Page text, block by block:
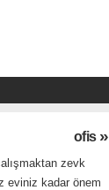
ofis»
zevk
eviniz kadar önem